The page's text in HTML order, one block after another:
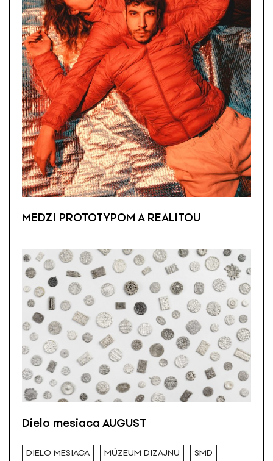
MEDZI PROTOTYPOM A REALITOU
Dielo mesiaca AUGUST
DIELO MESIACA MÚZEUM DIZAJNU SMD